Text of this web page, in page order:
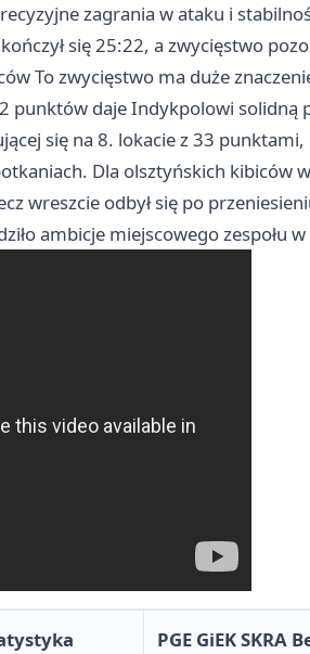
zagrania w ataku i
się 25:22, a zwycięstwo
To zwycięstwo ma duże
punktów daje Indykpolowi solidną
się na 8. lokacie z 33
Dla olsztyńskich kibiców
wreszcie odbył się po
ambicje miejscowego zespołu w
PGE GiEK SKRA